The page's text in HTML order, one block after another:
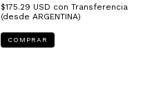
$175.29 USD con Transferencia
(desde ARGENTINA)
COMPRAR